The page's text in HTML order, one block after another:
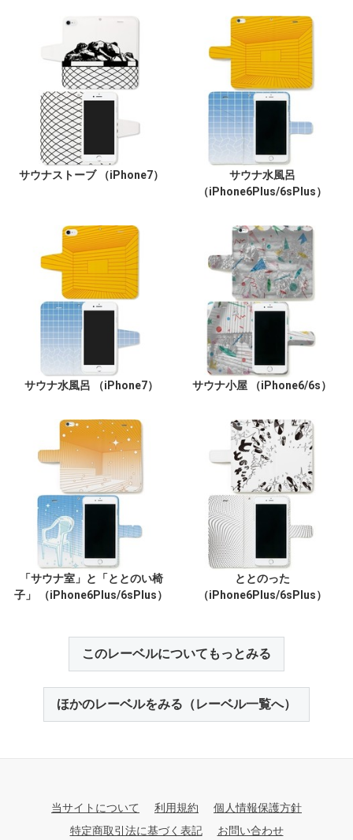
サウナストーブ （iPhone7）
サウナ水風呂
（iPhone6Plus/6sPlus）
サウナ水風呂 （iPhone7） サウナ小屋 （iPhone6/6s）
「サウナ室」と「ととのい椅
子」 （iPhone6Plus/6sPlus）
ととのった
（iPhone6Plus/6sPlus）
このレーベルについてもっとみる
ほかのレーベルをみる（レーベル一覧へ）
当サイトについて 利用規約
個人情報保護方針
特定商取引法に基づく表記
お問い合わせ